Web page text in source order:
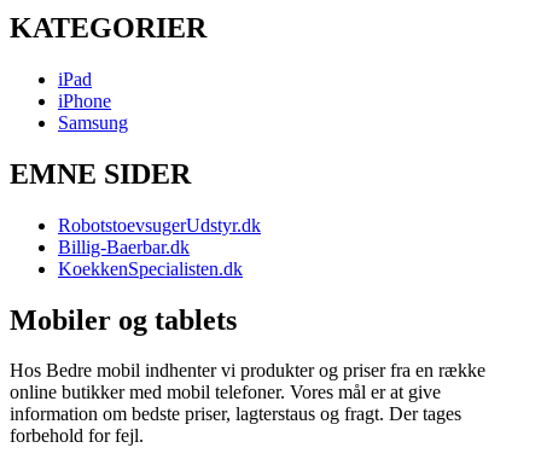
KATEGORIER
iPad
iPhone
Samsung
EMNE SIDER
RobotstoevsugerUdstyr.dk
Billig-Baerbar.dk
KoekkenSpecialisten.dk
Mobiler og tablets
Hos Bedre mobil indhenter vi produkter og priser fra en række
online butikker med mobil telefoner. Vores mål er at give
information om bedste priser, lagterstaus og fragt. Der tages
forbehold for fejl.